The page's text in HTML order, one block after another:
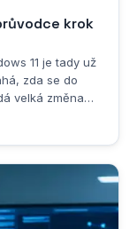
krok
11 je tady už
zda se do
velká změna
dávku nejistoty a